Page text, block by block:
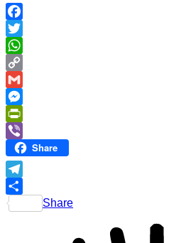
Facebook
Twitter
WhatsApp
Copy
Link
Gmail
Messenger
PrintFriendly
ViberShare
Telegram
Share